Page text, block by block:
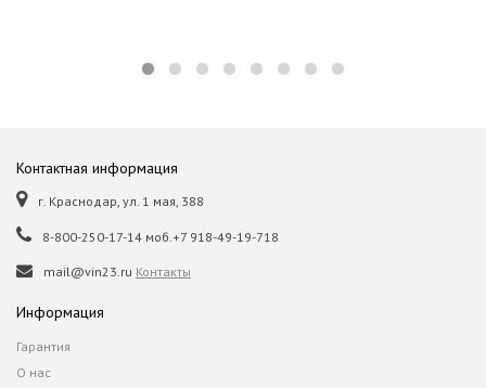
Контактная информация
г. Краснодар, ул. 1 мая, 388
8-800-250-17-14 моб.+7 918-49-19-718
mail@vin23.ru Контакты
Информация
Гарантия
О нас